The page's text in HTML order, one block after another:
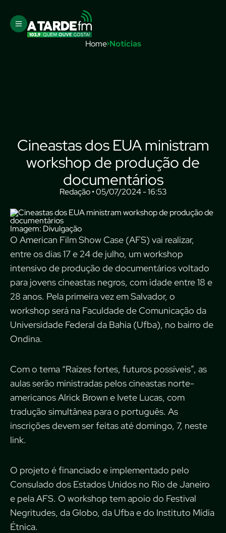
Home Notícias
Cineastas dos EUA ministram
workshop de produção de
documentários
Redação • 05/07/2024 - 16:53
Imagem: Divulgação
O American Film Show Case (AFS) vai realizar,
entre os dias 17 e 24 de julho, um workshop
intensivo de produção de documentários voltado
para jovens cineastas negros, com idade entre 18 e
28 anos. Pela primeira vez em Salvador, o
workshop será na Faculdade de Comunicação da
Universidade Federal da Bahia (Ufba), no bairro de
Ondina.
Com o tema “Raízes fortes, futuros possíveis”, as
aulas serão ministradas pelos cineastas norte-
americanos Alrick Brown e Ivete Lucas, com
tradução simultânea para o português. As
inscrições devem ser feitas até domingo, 7, neste
link.
O projeto é financiado e implementado pelo
Consulado dos Estados Unidos no Rio de Janeiro
e pela AFS. O workshop tem apoio do Festival
Negritudes, da Globo, da Ufba e do Instituto Mídia
Étnica.